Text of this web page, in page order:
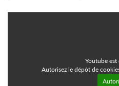
Youtube est
Autorisez le dépôt de